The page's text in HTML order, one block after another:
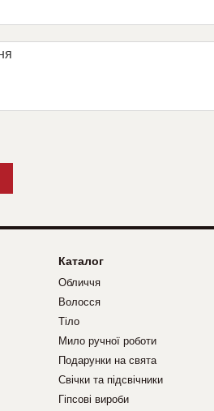
Каталог
Обличчя
Волосся
Тіло
Мило ручної роботи
Подарунки на свята
Свічки та підсвічники
Гіпсові вироби